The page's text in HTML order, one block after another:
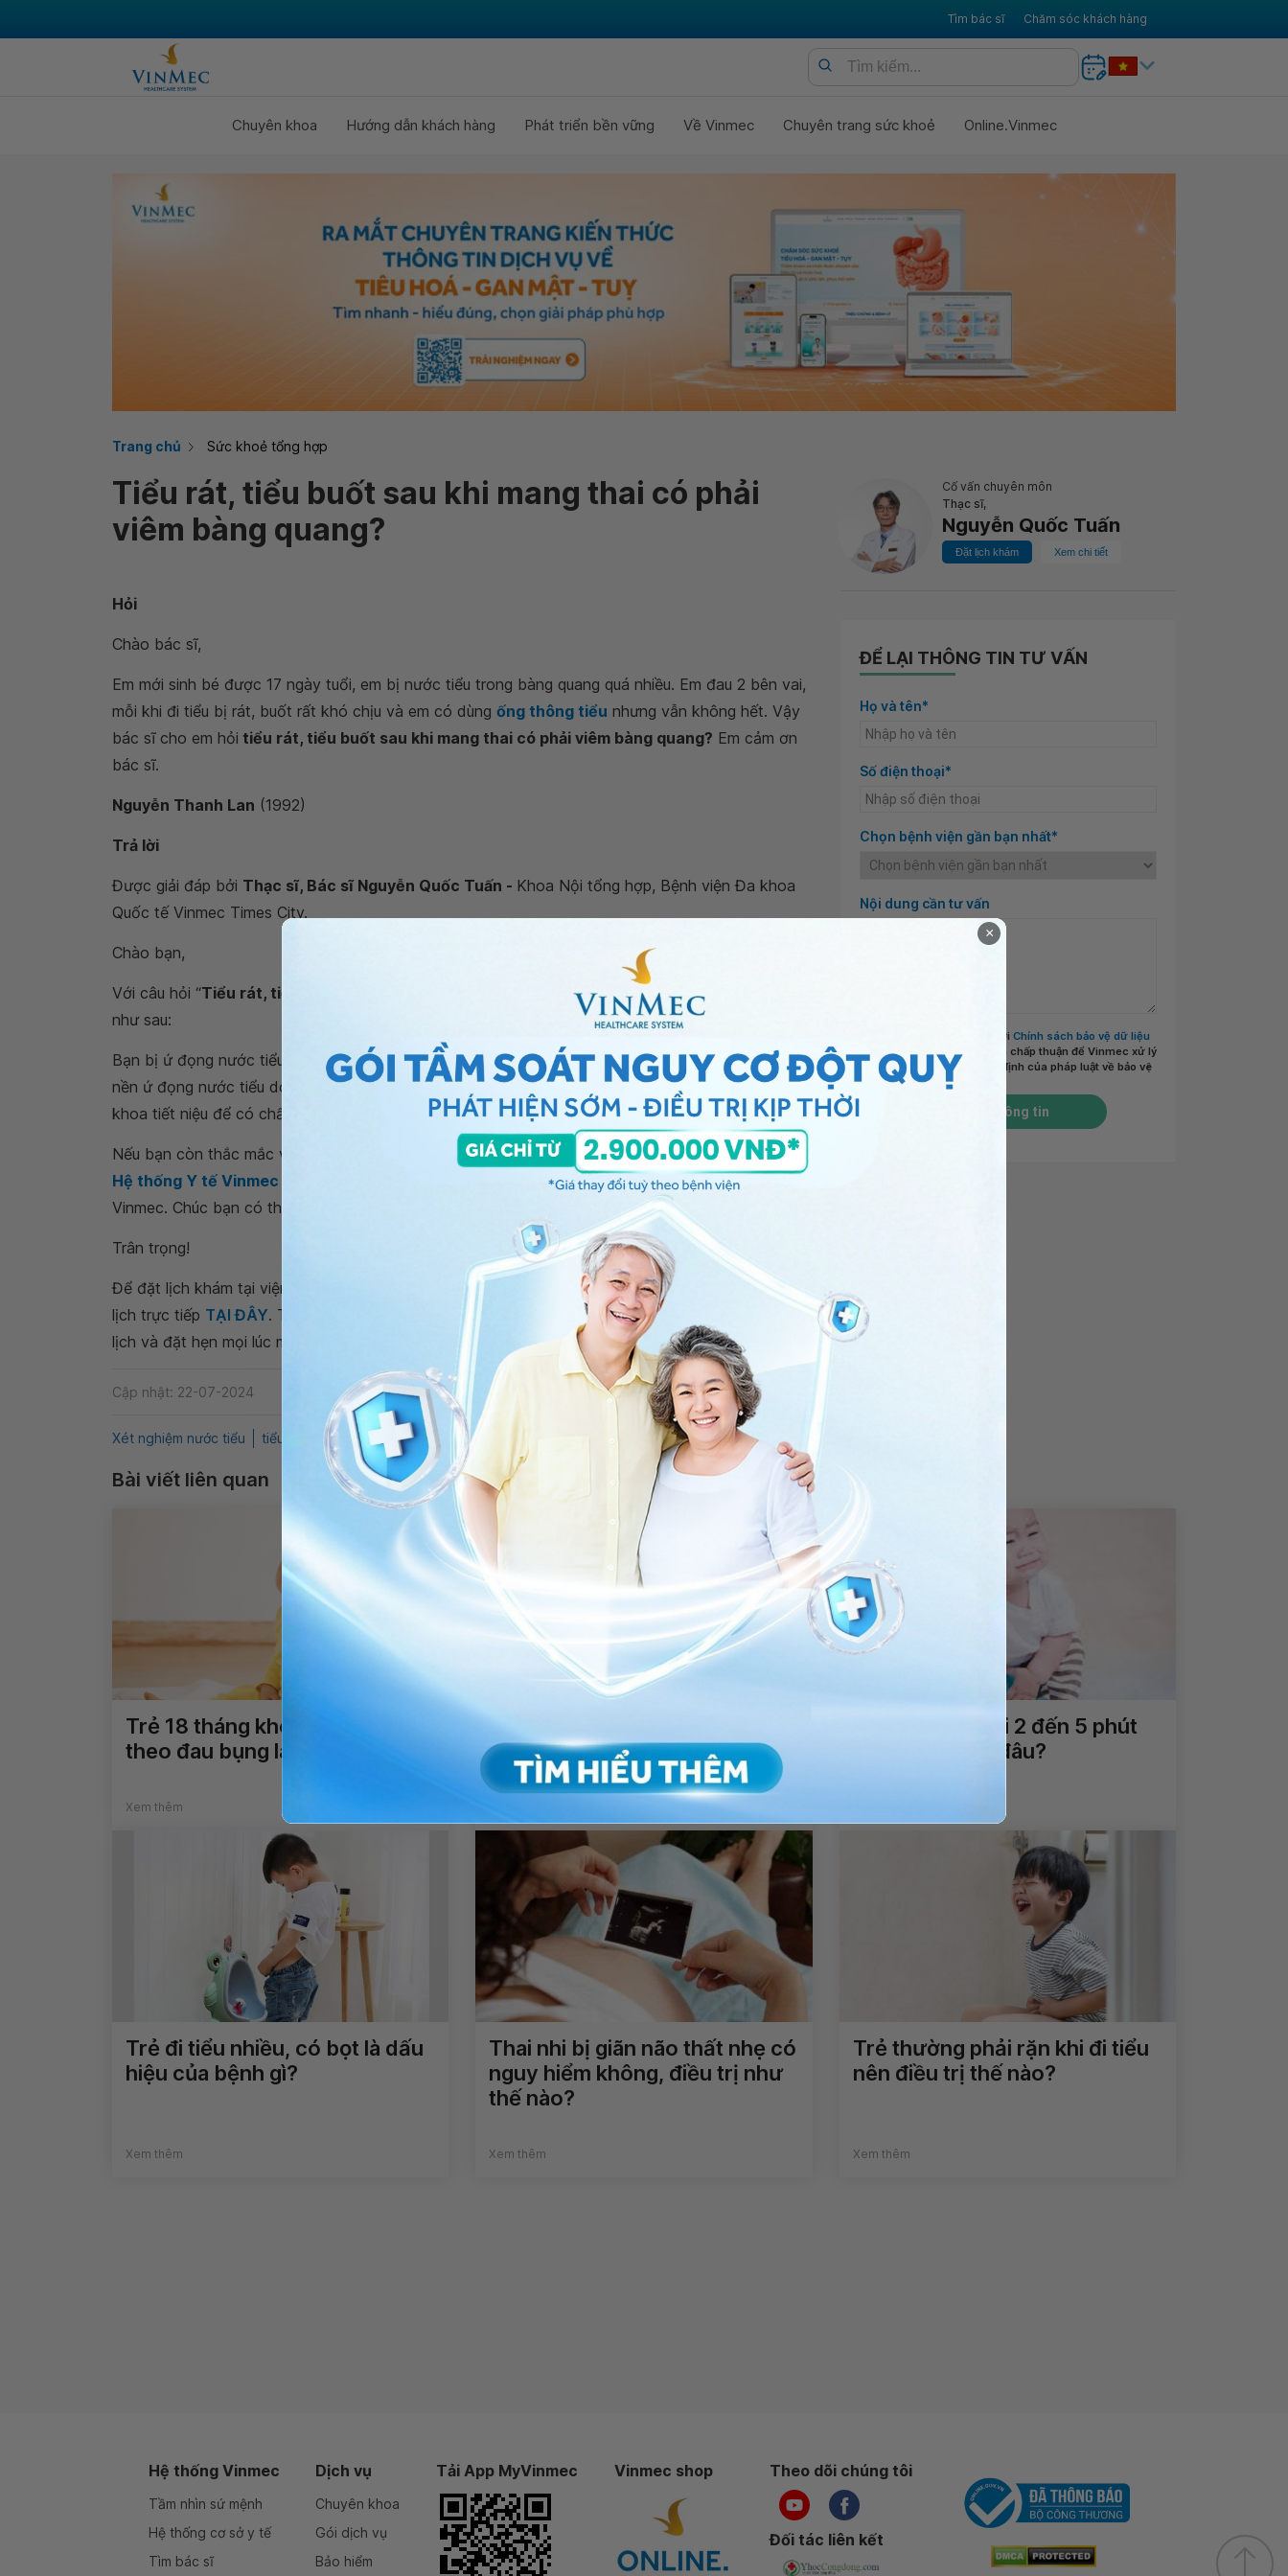
Tìm bác sĩ Chăm sóc khách hàng
Chuyên khoa Hướng dẫn khách hàng Phát triển bền vững Về Vinmec Chuyên trang sức khoẻ Online.Vinmec
Trang chủ Sức khoẻ tổng hợp
Tiểu rát, tiểu buốt sau khi mang thai có phải
viêm bàng quang?
Cố vấn chuyên môn
Thạc sĩ,
Nguyễn Quốc Tuấn
Đặt lịch khám Xem chi tiết
Hỏi
Chào bác sĩ,
Em mới sinh bé được 17 ngày tuổi, em bị nước tiểu trong bàng quang quá nhiều. Em đau 2 bên vai,
mỗi khi đi tiểu bị rát, buốt rất khó chịu và em có dùng ống thông tiểu nhưng vẫn không hết. Vậy
bác sĩ cho em hỏi tiểu rát, tiểu buốt sau khi mang thai có phải viêm bàng quang? Em cảm ơn
bác sĩ.
Nguyễn Thanh Lan (1992)
Trả lời
Được giải đáp bởi Thạc sĩ, Bác sĩ Nguyễn Quốc Tuấn - Khoa Nội tổng hợp, Bệnh viện Đa khoa
Quốc tế Vinmec Times City.
Chào bạn,
Với câu hỏi “Tiểu rát, tiểu buốt sau khi mang thai có phải viêm bàng quang?”, bác sĩ xin giải đáp
như sau:
Bạn bị ứ đọng nước tiểu trong bàng quang kèm tiểu buốt tiểu dắt gợi ý nhiễm khuẩn tiết niệu trên
nền ứ đọng nước tiểu do rối loạn hoạt động của bàng quang sau sinh. Bạn nên đi khám chuyên
khoa tiết niệu để có chẩn đoán và điều trị thích hợp.
Nếu bạn còn thắc mắc về tiểu buốt sau khi mang thai, bạn có thể đến bệnh viện thuộc
Hệ thống Y tế Vinmec để kiểm tra và tư vấn thêm. Cảm ơn bạn đã tin tưởng và gửi câu hỏi đến
Vinmec. Chúc bạn có thật nhiều sức khỏe.
Trân trọng!
Để đặt lịch khám tại viện, Quý khách vui lòng bấm số , đặt muaGÓI DỊCH VỤ
hoặc đặt
lịch trực tiếp TẠI ĐÂY. Tải và đặt lịch khám tự động trên ứng dụng My Vinmec để quản lý, theo dõi
lịch và đặt hẹn mọi lúc mọi nơi ngay trên ứng dụng.
Cập nhật: 22-07-2024 Chia sẻ
Xét nghiệm nước tiểu tiểu buốt Tiểu rắt QnA Tiết niệu Nhiễm trùng đường tiểu Viêm bàng quang
ĐỂ LẠI THÔNG TIN TƯ VẤN
Họ và tên*
Số điện thoại*
Chọn bệnh viện gần bạn nhất*
Nội dung cần tư vấn
Tôi đã đọc và đồng ý với Chính sách bảo vệ dữ liệu
cá nhân của Vinmec
và chấp thuận để Vinmec xử lý
DLCN của tôi theo quy định của pháp luật về bảo vệ
DLCN.*
Gửi thông tin
Bài viết liên quan
Trẻ 18 tháng khó đi tiểu, kèm
theo đau bụng là bệnh gì?
Xem thêm
Bé 5 tuổi đi tiểu ra cặn có phải
do ăn uống kém không?
Trẻ 9 tháng tuổi 2 đến 5 phút
lại đi tiểu là do đâu?
Trẻ đi tiểu nhiều, có bọt là dấu
hiệu của bệnh gì?
Xem thêm
Thai nhi bị giãn não thất nhẹ có
nguy hiểm không, điều trị như
thế nào?
Xem thêm
Trẻ thường phải rặn khi đi tiểu
nên điều trị thế nào?
Xem thêm
Hệ thống Vinmec
Tầm nhìn sứ mệnh
Hệ thống cơ sở y tế
Tìm bác sĩ
Dịch vụ
Chuyên khoa
Gói dịch vụ
Bảo hiểm
Tải App MyVinmec Vinmec shop Theo dõi chúng tôi
Đối tác liên kết
×